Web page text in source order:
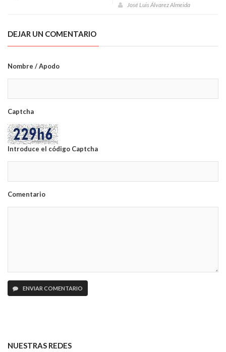
José Luis Álvarez Almeida
DEJAR UN COMENTARIO
Nombre / Apodo
Captcha
Introduce el código Captcha
Comentario
ENVIAR COMENTARIO
NUESTRAS REDES